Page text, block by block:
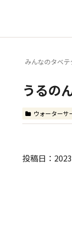
みんなのタベテ
うるの
ウォーターサ
投稿日：